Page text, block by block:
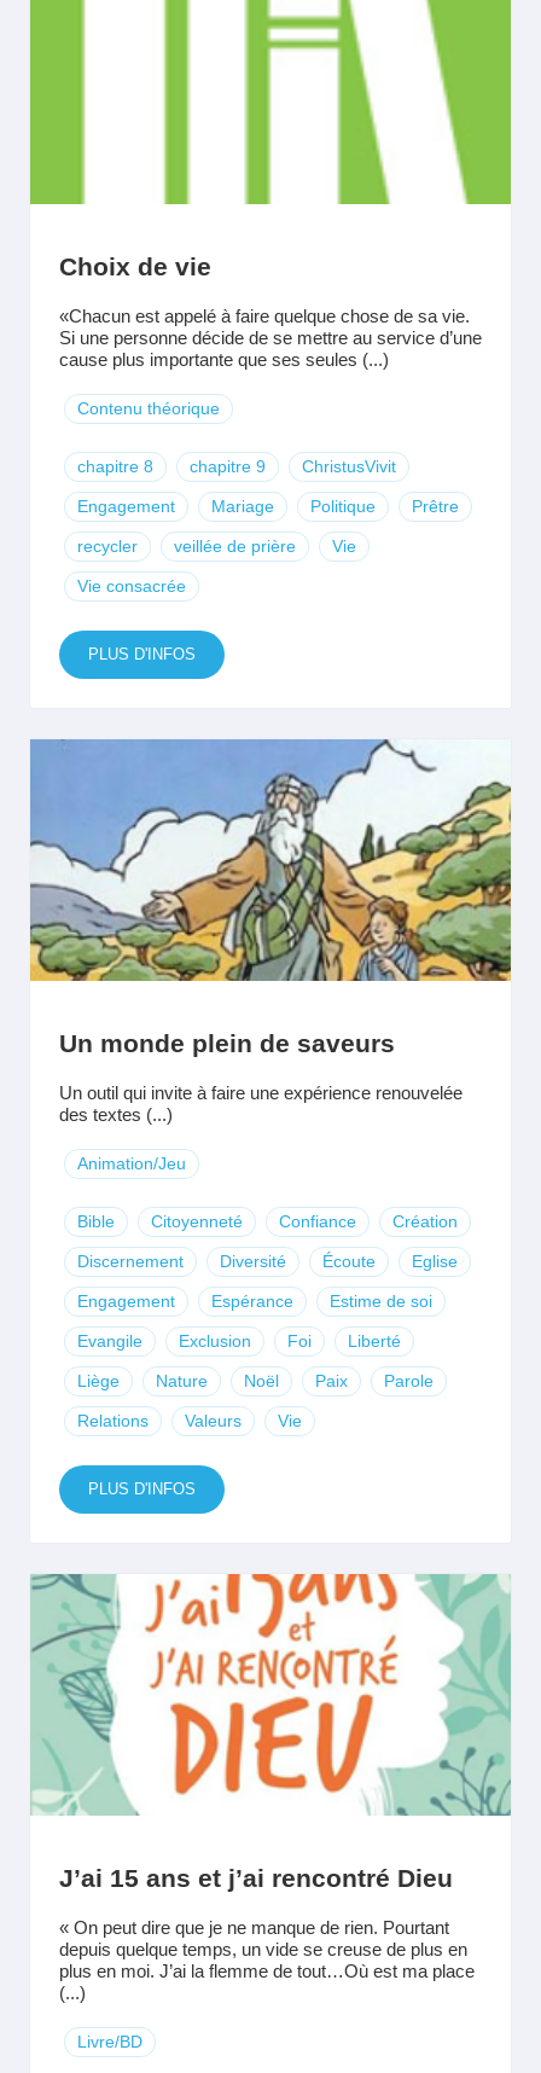
Choix de vie
«Chacun est appelé à faire quelque chose de sa vie.
Si une personne décide de se mettre au service d’une
cause plus importante que ses seules (...)
Contenu théorique
chapitre 8 chapitre 9 ChristusVivit
Engagement Mariage Politique Prêtre
recycler veillée de prière Vie
Vie consacrée
PLUS D'INFOS
Un monde plein de saveurs
Un outil qui invite à faire une expérience renouvelée
des textes (...)
Animation/Jeu
Bible Citoyenneté Confiance Création
Discernement Diversité Écoute Eglise
Engagement Espérance Estime de soi
Evangile Exclusion Foi Liberté
Liège Nature Noël Paix Parole
Relations Valeurs Vie
PLUS D'INFOS
J’ai 15 ans et j’ai rencontré Dieu
« On peut dire que je ne manque de rien. Pourtant
depuis quelque temps, un vide se creuse de plus en
plus en moi. J’ai la flemme de tout…Où est ma place
(...)
Livre/BD